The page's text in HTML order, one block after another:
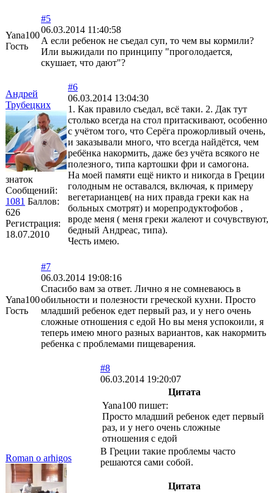
Yana100
Гость
#5
06.03.2014 11:40:58
А если ребенок не съедал суп, то чем вы кормили?
Или выжидали по принципу "проголодается,
скушает, что дают"?
Андрей
Трубецких
знаток
Сообщений:
1081 Баллов:
626
Регистрация:
18.07.2010
#6
06.03.2014 13:04:30
1. Как правило съедал, всё таки. 2. Дак тут
столько всегда на стол притаскивают, особенно
с учётом того, что Серёга прожорливый очень,
и заказывали много, что всегда найдётся, чем
ребёнка накормить, даже без учёта всякого не
полезного, типа картошки фри и самогона.
На моей памяти ещё никто и никогда в Греции
голодным не оставался, включая, к примеру
вегетарианцев( на них правда греки как на
больных смотрят) и морепродуктофобов ,
вроде меня ( меня греки жалеют и сочувствуют,
бедный Андреас, типа).
Честь имею.
Yana100
Гость
#7
06.03.2014 19:08:16
Спасибо вам за ответ. Лично я не сомневаюсь в
обильности и полезности греческой кухни. Просто
младший ребенок едет первый раз, и у него очень
сложные отношения с едой Но вы меня успокоили, я
теперь имею много разных вариантов, как накормить
ребенка с проблемами пищеварения.
Roman o arhigos
#8
06.03.2014 19:20:07
Цитата
Yana100 пишет:
Просто младший ребенок едет первый
раз, и у него очень сложные
отношения с едой
В Греции такие проблемы часто
решаются сами собой.
Цитата